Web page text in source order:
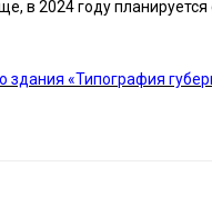
в 2024 году
«Типография